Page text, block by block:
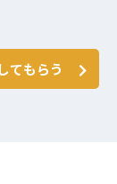
てもらう